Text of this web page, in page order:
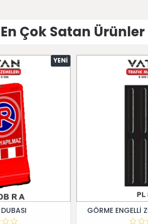
En Çok Satan Ürünler
YENI
GÖRME ENGELLİ